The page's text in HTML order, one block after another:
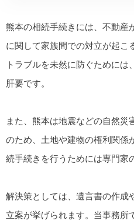
熊本の相続手続きには、不動産
に関して家族間での対立が起こ
トラブルを未然に防ぐために
肝要です。
また、熊本は地震などの自然災
のため、土地や建物の権利関係
続手続きを行うためには専門家
解決策としては、遺言書の作成
立案が挙げられます。当事務所